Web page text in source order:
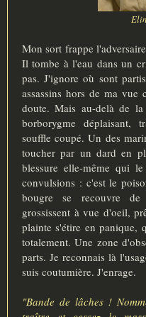
Mon sort frappe
Il tombe à l'eau dans un
pas. J'ignore où sont
assassins hors de ma vue
doute. Mais au-delà de
borborygme déplaisant,
souffle coupé. Un des
toucher par un dard en
blessure elle-même qui
convulsions : c'est le
bougre se recouvre de
grossissent à vue d'oeil,
plainte s'étire en panique,
totalement. Une zone
parts. Je reconnais là
suis coutumière. J'enrage.
"Bande de lâches !